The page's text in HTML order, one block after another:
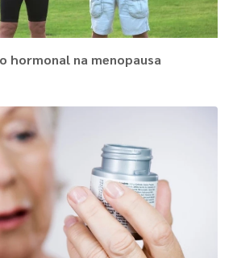
hormonal na menopausa